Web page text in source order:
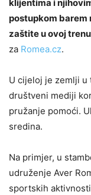
klijentima i
postupkom barem
zaštite u ovoj
za Romea.cz.
U cijeloj je zemlji u
društveni mediji
pružanje pomoći.
sredina.
Na primjer, u
udruženje Aver
sportskih